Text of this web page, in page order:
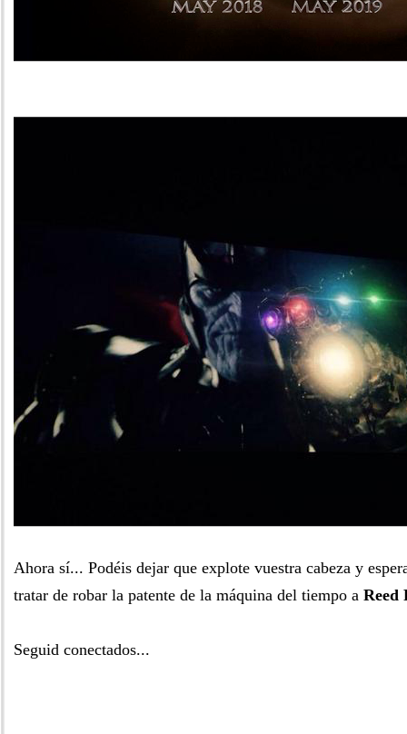
Ahora sí... Podéis dejar que explote vuestra cabeza y
tratar de robar la patente de la máquina del tiempo a Reed
Seguid conectados...